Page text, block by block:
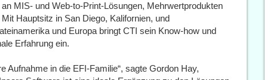
MIS- und Web-to-Print-Lösungen, Mehrwertprodukten
Hauptsitz in San Diego, Kalifornien, und
und Europa bringt CTI sein Know-how und
Erfahrung ein.
Aufnahme in die EFI-Familie“, sagte Gordon Hay,